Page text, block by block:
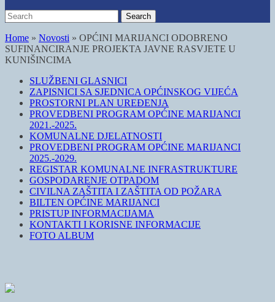
Search
for:
Search
Home » Novosti » OPĆINI MARIJANCI ODOBRENO
SUFINANCIRANJE PROJEKTA JAVNE RASVJETE U
KUNIŠINCIMA
SLUŽBENI GLASNICI
ZAPISNICI SA SJEDNICA OPĆINSKOG VIJEĆA
PROSTORNI PLAN UREĐENJA
PROVEDBENI PROGRAM OPĆINE MARIJANCI
2021.-2025.
KOMUNALNE DJELATNOSTI
PROVEDBENI PROGRAM OPĆINE MARIJANCI
2025.-2029.
REGISTAR KOMUNALNE INFRASTRUKTURE
GOSPODARENJE OTPADOM
CIVILNA ZAŠTITA I ZAŠTITA OD POŽARA
BILTEN OPĆINE MARIJANCI
PRISTUP INFORMACIJAMA
KONTAKTI I KORISNE INFORMACIJE
FOTO ALBUM